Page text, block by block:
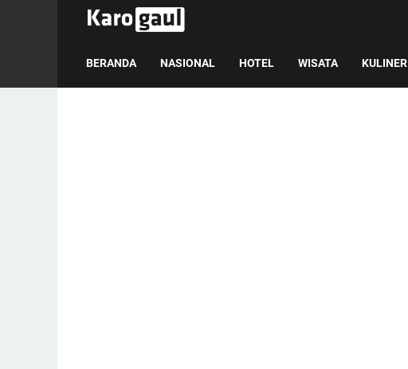
BERANDA NASIONAL HOTEL WISATA KULINER